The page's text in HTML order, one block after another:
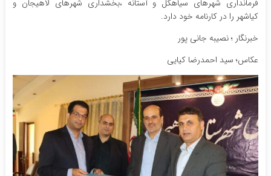
فرمانداری شهرهای سیاهکل و آستانه ،بخشداری شهرهای لاهیجان و
کیاشهر را در کارنامه خود دارد.
خبرنگار ؛ نصیبه جانی پور
عکاس؛ سید احمدرضا کیایی